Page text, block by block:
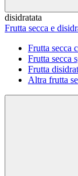
disidratata
Frutta secca e
Frutta secca
Frutta secca
Frutta
Altra frutta